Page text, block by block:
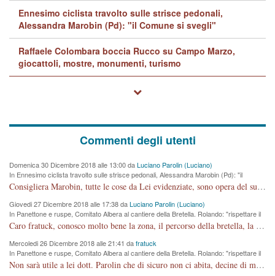
Ennesimo ciclista travolto sulle strisce pedonali,
Alessandra Marobin (Pd): "il Comune si svegli"
Raffaele Colombara boccia Rucco su Campo Marzo,
giocattoli, mostre, monumenti, turismo
Commenti degli utenti
Domenica 30 Dicembre 2018 alle 13:00 daLuciano Parolin (Luciano)
In Ennesimo ciclista travolto sulle strisce pedonali, Alessandra Marobin (Pd): "il
Comune si svegli"
Consigliera Marobin, tutte le cose da Lei evidenziate, sono opera del suo ex Assessore e compagno di Partito Antonio Marco Dalla Pozza Assessore alla "progettazione" di piste ciclabili e altre porcherie. A lui manderei il conto da saldare per incidenti e danni alle persone. E' ora che "finiamola." Avete perso rassegnatevi. qui IL SINDACO RUCCO NON C'ENTRA PER NIENTE. CAPITO!!!!!!!! Amen.
Giovedi 27 Dicembre 2018 alle 17:38 daLuciano Parolin (Luciano)
In Panettone e ruspe, Comitato Albera al cantiere della Bretella. Rolando: "rispettare il
cronoprogramma"
Caro fratuck, conosco molto bene la zona, il percorso della bretella, la situazione dei cittadini, abito in Viale Trento. A partire dal 2003 ho partecipato al Comitato di Maddalene pro bretella, e a riunioni propositive per apportare modifiche al progetto. Numerose mie foto del territorio sono arrivate a Roma, altri miei interventi (non graditi dalla Sx) sono stati pubblicati dal GdV, assieme ad altri come Ciro Asproso, ora favorevole alla bretella. Ho partecipato alla raccolta firme per la chiusura della strada x 5 giorni eseguita dal Sindaco Hullwech per sforamento 180 Micro/g. Pertanto come impegno per la tematica sono apposto con la coscienza. Ora il Progetto è partito, fine! Voglio dire che la nuova Giunta "comunale" non c'entra più. L'opera sarà "malauguratamente" eseguita, ma non con il mio placet. Il Consigliere Comunale dovrebbe capire che la campagna elettorale è finita, con buona pace di tutti. Quello che invece dovrebbe interessare è la proprietà della strada, dall'uscita autostradale Ovest, sino alla Rotatoria dell'Albara, vi sono tre possessori: Autostrade SpA; La Provincia, il Comune. Come la mettiamo per il futuro ? I costi, da 50 sono saliti a 100 milioni di € come dire 20 milioni a KM (!) da non credere. Comunque si farà. Ma nessuno canti Vittoria, anzi meglio non farne un ulteriore fatto "partitico" per questioni elettorali o di seggio. Se mi manda la sua mail, sono disponibile ad inviare i documenti e le foto sopra descritte. Con ossequi, Luciano Parolin
Mercoledi 26 Dicembre 2018 alle 21:41 dafratuck
In Panettone e ruspe, Comitato Albera al cantiere della Bretella. Rolando: "rispettare il
cronoprogramma"
Non sarà utile a lei dott. Parolin che di sicuro non ci abita, decine di migliaia di TIR, automobili e padroncini che passano quotidianamente per una strada appena rotabile, non è più possibile stendere i panni, attraversare la strada senza rischiare la morte, le case stanno crepando, i tempi sono cambiati e la bretella non passerà assolutamente per maddalene (ma cosa sta a dire?!), dia invece responsabilità a chi ha costruito tagliando la strada che doveva invece terminare a isola vicentina e non al moracchino lasciando Motta di Costabissara ancora in panne di traffico. I tempi sono cambiati dottore e se l'anagrafe della vita stagna nell'essere umano impressioni conservatrici, la società non le considera perchè va avanti, si industrializza e ha bisogno di infrastrutture e di sviluppo. Ultima considerazione, se è geloso di Rolando perchè vede in lui solo campagne politiche mentre si difendono i SOLI diritti dei cittadini, la preghiamo faccia considerazioni più appropriate. Saluti e complimenti per i suoi scritti.